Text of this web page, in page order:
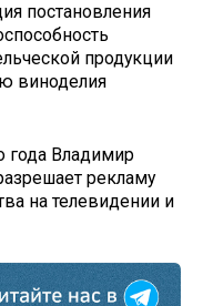
постановления
продукции
виноделия
года Владимир
рекламу
на телевидении и